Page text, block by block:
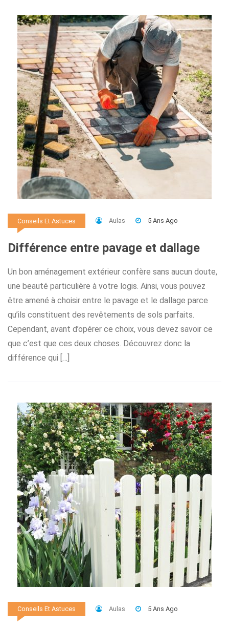
Conseils Et Astuces Aulas 5 Ans Ago
Différence entre pavage et dallage
Un bon aménagement extérieur confère sans aucun doute,
une beauté particulière à votre logis. Ainsi, vous pouvez
être amené à choisir entre le pavage et le dallage parce
qu’ils constituent des revêtements de sols parfaits.
Cependant, avant d’opérer ce choix, vous devez savoir ce
que c’est que ces deux choses. Découvrez donc la
différence qui […]
Conseils Et Astuces Aulas 5 Ans Ago